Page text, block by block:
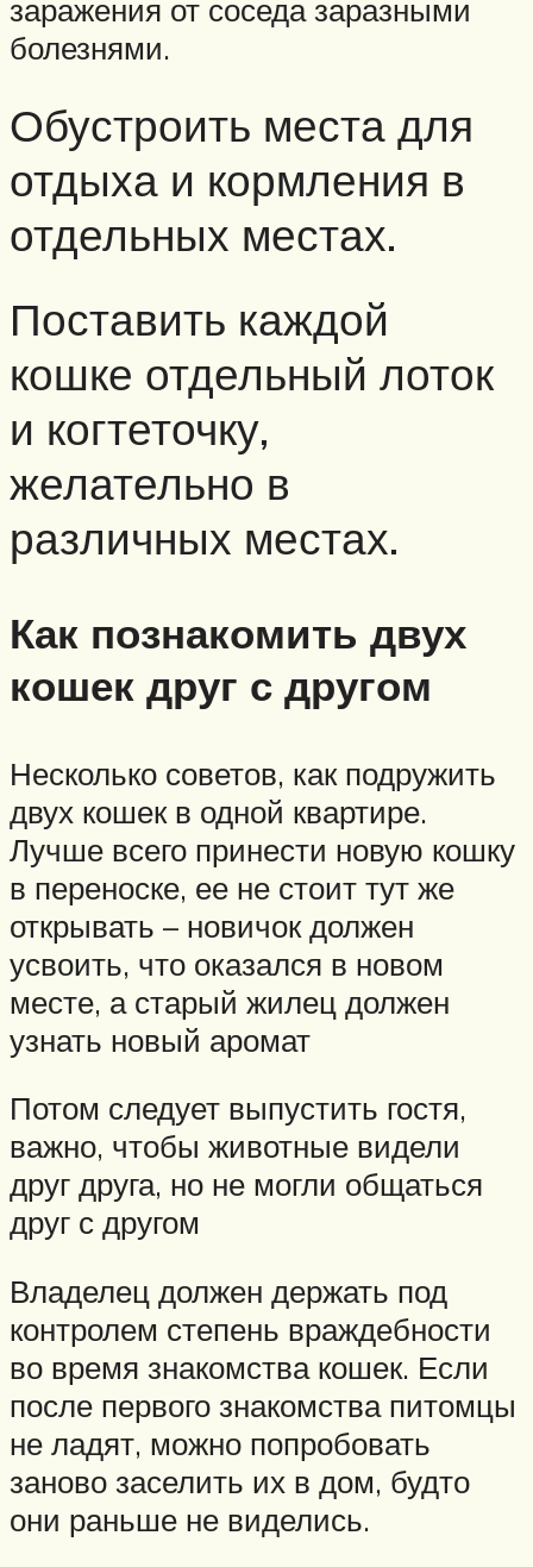
заражения от соседа заразными
болезнями.
Обустроить места для
отдыха и кормления в
отдельных местах.
Поставить каждой
кошке отдельный лоток
и когтеточку,
желательно в
различных местах.
Как познакомить двух
кошек друг с другом
Несколько советов, как подружить
двух кошек в одной квартире.
Лучше всего принести новую кошку
в переноске, ее не стоит тут же
открывать – новичок должен
усвоить, что оказался в новом
месте, а старый жилец должен
узнать новый аромат
Потом следует выпустить гостя,
важно, чтобы животные видели
друг друга, но не могли общаться
друг с другом
Владелец должен держать под
контролем степень враждебности
во время знакомства кошек. Если
после первого знакомства питомцы
не ладят, можно попробовать
заново заселить их в дом, будто
они раньше не виделись.